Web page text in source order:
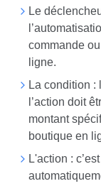
Le
commande
ligne.
La condition :
l’action doit
montant
boutique en
L'action :